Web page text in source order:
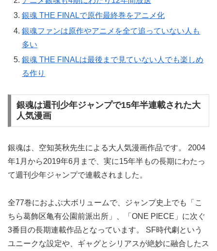
銀魂 THE FINALで原作最終巻をアニメ化
銀魂ファンは原作やアニメを全て追っていない人も
多い
銀魂 THE FINALは最後まで見ていない人でも楽しめ
る作り
銀魂は週刊少年ジャンプで15年半連載された大
人気漫画
銀魂は、空知英秋先生による大人気漫画作品です。 2004
年1月から2019年6月まで、実に15年半もの長期にわたっ
て週刊少年ジャンプで連載されました。
全77巻におよぶ大ボリュームで、ジャンプ史上でも「こ
ちら葛飾区亀有公園前派出所」、「ONE PIECE」に次ぐ
3番目の長期連載作品となっています。 SF時代劇という
ユニークな設定や、ギャグとシリアスが絶妙に融合したス